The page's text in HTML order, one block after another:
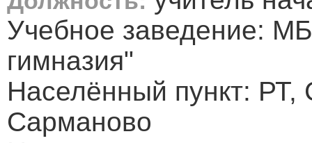
Учебное заведение:
гимназия"
Населённый пункт: РТ,
Сарманово